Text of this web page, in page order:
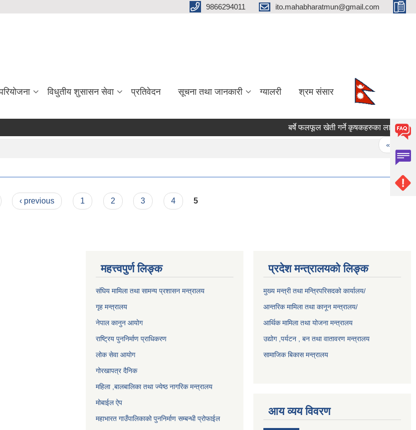
9866294011 ito.mahabharatmun@gmail.com
विधुतीय शुसासन सेवा प्रतिवेदन सूचना तथा जानकारी ग्यालरी श्रम संसार
बर्षे फलफूल खेती गर्ने कृषकहरुका लागि बिरुवा
« first
‹ previous 1 2 3 4 5
महत्त्वपुर्ण लिङ्क
संघिय मामिला तथा सामन्य प्रशासन मन्त्रालय
गृह मन्त्रालय
नेपाल कानुन आयोग
राष्ट्रिय पुननिर्माण प्राधिकरण
लोक सेवा आयोग
गोरखापत्र दैनिक
महिला ,बालबालिका तथा ज्येष्ठ नागरिक मन्त्रालय
मोबाईल ऐप
महाभारत गाउँपालिकाको पुननिर्माण सम्बन्धी प्रोफाईल
प्रदेश मन्त्रालयको लिङ्क
मुख्य मन्त्री तथा मन्त्रिपरिसदको कार्यालय/
आन्तरिक मामिला तथा कानून मन्त्रालय/
आर्थिक मामिला तथा योजना मन्त्रालय
उद्योग ,पर्यटन , बन तथा वातावरण मन्त्रालय
सामाजिक बिकास मन्त्रालय
आय व्यय विवरण